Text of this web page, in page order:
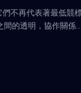
不再代表著最低競
的透明，協作關係...